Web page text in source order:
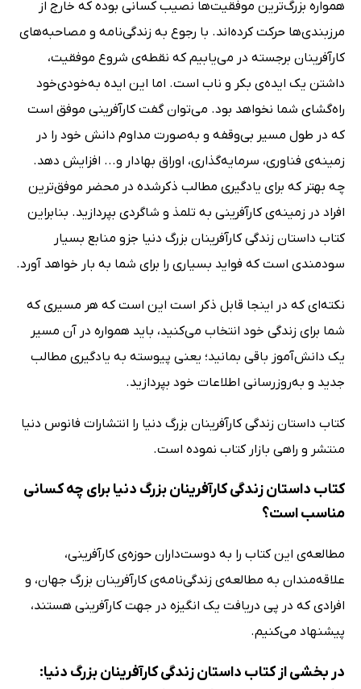
همواره بزرگ‌ترین موفقیت‌ها نصیب کسانی بوده که خارج از
مرزبندی‌ها حرکت کرده‌اند. با رجوع به زندگی‌نامه و مصاحبه‌های
کارآفرینان برجسته در می‌یابیم که نقطه‌ی شروع موفقیت،
داشتن یک ایده‌ی بکر و ناب است. اما این ایده به‌خودی‌خود
راه‌گشای شما نخواهد بود. می‌توان گفت کارآفرینی موفق است
که در طول مسیر بی‌وقفه و به‌صورت مداوم دانش خود را در
زمینه‌ی فناوری، سرمایه‌گذاری، اوراق بهادار و... افزایش ‌دهد.
چه بهتر که برای یادگیری مطالب ذکرشده در محضر موفق‌ترین
افراد در زمینه‌ی کارآفرینی به تلمذ و شاگردی بپردازید. بنابراین
کتاب‌ داستان زندگی کارآفرینان بزرگ دنیا جزو منابع بسیار
سودمندی است که فواید بسیاری را برای شما به بار خواهد آورد.
نکته‌ای که در اینجا قابل ذکر است این است که هر مسیری که
شما برای زندگی خود انتخاب می‌کنید، باید همواره در آن مسیر
یک دانش‌آموز باقی بمانید؛ یعنی پیوسته به یادگیری مطالب
جدید و به‌روزرسانی اطلاعات خود بپردازید.
کتاب داستان زندگی کارآفرینان بزرگ دنیا را انتشارات فانوس دنیا
منتشر و راهی بازار کتاب نموده است.
کتاب داستان زندگی کارآفرینان بزرگ دنیا برای چه کسانی
مناسب است؟
مطالعه‌ی این کتاب را به دوست‌داران حوزه‌ی کارآفرینی،
علاقه‌مندان به مطالعه‌ی زندگی‌نامه‌ی کارآفرینان بزرگ جهان، و
افرادی که در پی دریافت یک انگیزه در جهت کارآفرینی هستند،
پیشنهاد می‌کنیم.
در بخشی از کتاب داستان زندگی کارآفرینان بزرگ دنیا: